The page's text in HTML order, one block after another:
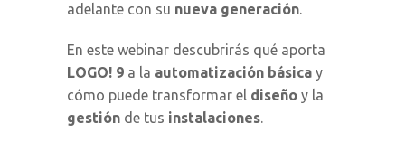
adelante con su nueva generación.
En este webinar descubrirás qué aporta
LOGO! 9 a la automatización básica y
cómo puede transformar el diseño y la
gestión de tus instalaciones.